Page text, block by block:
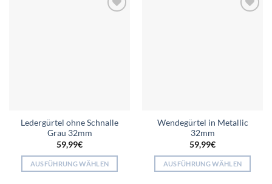
Ledergürtel ohne Schnalle
Grau 32mm
59,99€
AUSFÜHRUNG WÄHLEN
Wendegürtel in Metallic
32mm
59,99€
AUSFÜHRUNG WÄHLEN